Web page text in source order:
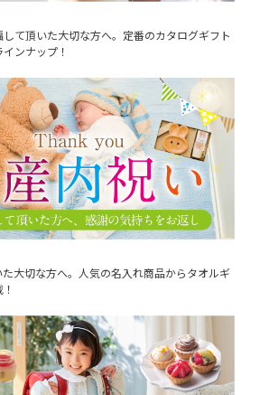
して頂いた大切な方へ。定番のカタログギフト
ンナップ！
大切な方へ。人気の名入れ商品からタオルギ